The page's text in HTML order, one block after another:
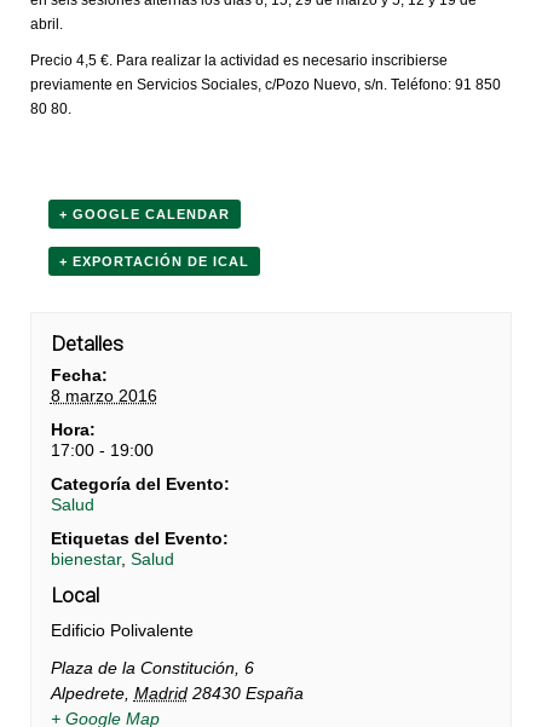
abril.
Precio 4,5 €. Para realizar la actividad es necesario inscribierse
previamente en Servicios Sociales, c/Pozo Nuevo, s/n. Teléfono: 91 850
80 80.
+ GOOGLE CALENDAR
+ EXPORTACIÓN DE ICAL
Detalles
Fecha:
8 marzo 2016
Hora:
17:00 - 19:00
Categoría del Evento:
Salud
Etiquetas del Evento:
bienestar, Salud
Local
Edificio Polivalente
Plaza de la Constitución, 6
Alpedrete, Madrid 28430 España
+ Google Map